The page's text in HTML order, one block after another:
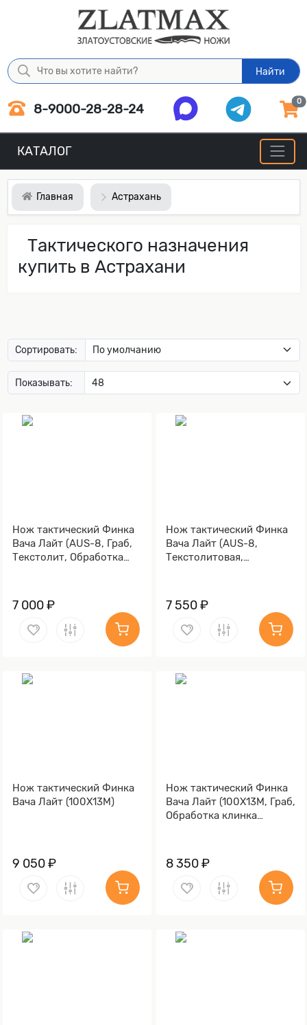
Найти
8-9000-28-28-24 0
КАТАЛОГ
Главная Астрахань
Тактического назначения
купить в Астрахани
Сортировать:
Показывать:
Нож тактический Финка
Вача Лайт (AUS-8, Граб,
Текстолит, Обработка
7 000 ₽
Нож тактический Финка
Вача Лайт (AUS-8,
Текстолитовая,
7 550 ₽
Нож тактический Финка
Вача Лайт (100Х13М)
9 050 ₽
Нож тактический Финка
Вача Лайт (100Х13М, Граб,
Обработка клинка
8 350 ₽